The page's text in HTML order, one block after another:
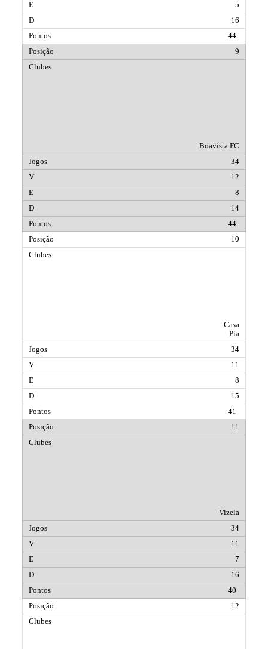
5
16
44
9
Boavista FC
34
12
8
14
44
10
Casa
Pia
34
11
8
15
41
11
Vizela
34
11
7
16
40
12